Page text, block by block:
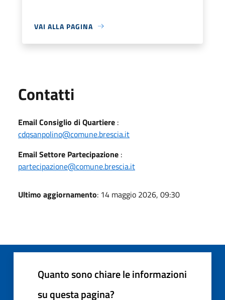
VAI ALLA PAGINA
Contatti
Email Consiglio di Quartiere :
cdqsanpolino@comune.brescia.it
Email Settore Partecipazione :
partecipazione@comune.brescia.it
Ultimo aggiornamento: 14 maggio 2026, 09:30
Quanto sono chiare le informazioni
su questa pagina?